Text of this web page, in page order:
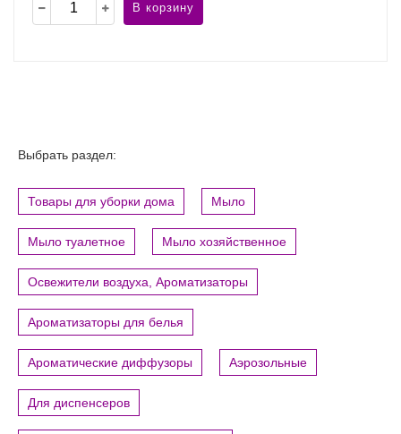
В корзину
Выбрать раздел:
Товары для уборки дома Мыло
Мыло туалетное Мыло хозяйственное
Освежители воздуха, Ароматизаторы
Ароматизаторы для белья
Ароматические диффузоры Аэрозольные
Для диспенсеров